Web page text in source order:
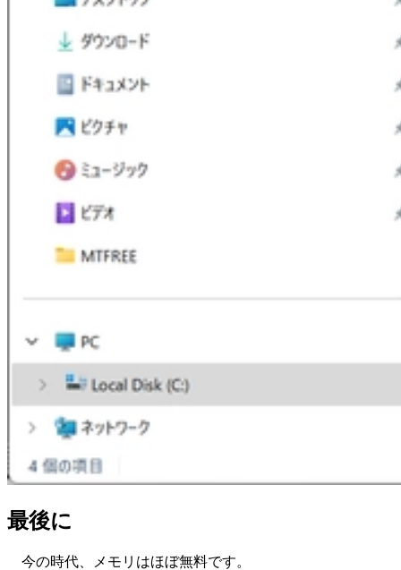
最後に
今の時代、メモリはほぼ無料です。